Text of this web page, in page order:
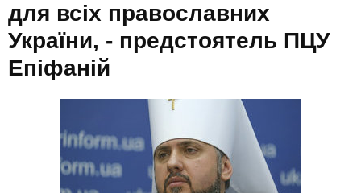
для всіх православних
України, - предстоятель ПЦУ
Епіфаній